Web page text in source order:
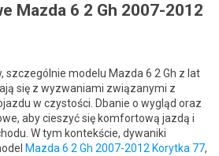
Mazda 6 2 Gh 2007-2012
szczególnie modelu Mazda 6 2 Gh z lat
się z wyzwaniami związanymi z
w czystości. Dbanie o wygląd oraz
aby cieszyć się komfortową jazdą i
W tym kontekście, dywaniki
Mazda 6 2 Gh 2007-2012 Korytka 77,